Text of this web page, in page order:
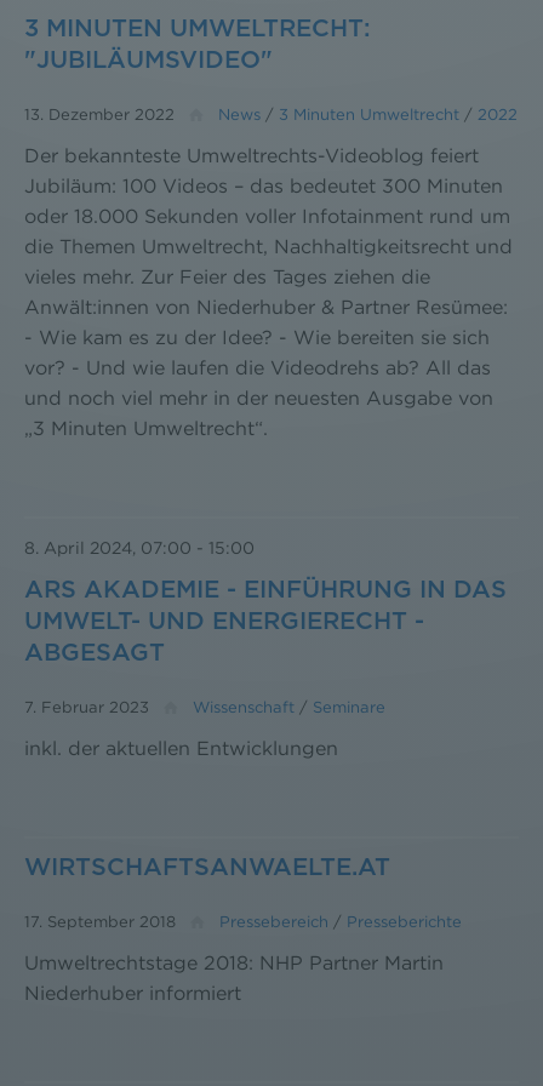
3 MINUTEN UMWELTRECHT:
"JUBILÄUMSVIDEO"
13. Dezember 2022 News / 3 Minuten Umweltrecht / 2022
Der bekannteste Umweltrechts-Videoblog feiert
Jubiläum: 100 Videos – das bedeutet 300 Minuten
oder 18.000 Sekunden voller Infotainment rund um
die Themen Umweltrecht, Nachhaltigkeitsrecht und
vieles mehr. Zur Feier des Tages ziehen die
Anwält:innen von Niederhuber & Partner Resümee:
- Wie kam es zu der Idee? - Wie bereiten sie sich
vor? - Und wie laufen die Videodrehs ab? All das
und noch viel mehr in der neuesten Ausgabe von
„3 Minuten Umweltrecht“.
8. April 2024, 07:00 - 15:00
ARS AKADEMIE - EINFÜHRUNG IN DAS
UMWELT- UND ENERGIERECHT -
ABGESAGT
7. Februar 2023 Wissenschaft / Seminare
inkl. der aktuellen Entwicklungen
WIRTSCHAFTSANWAELTE.AT
17. September 2018 Pressebereich / Presseberichte
Umweltrechtstage 2018: NHP Partner Martin
Niederhuber informiert